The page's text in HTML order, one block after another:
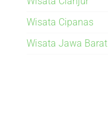
Wisata Cipanas
Wisata Jawa Barat